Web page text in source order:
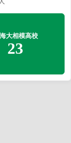
大相模高校
23